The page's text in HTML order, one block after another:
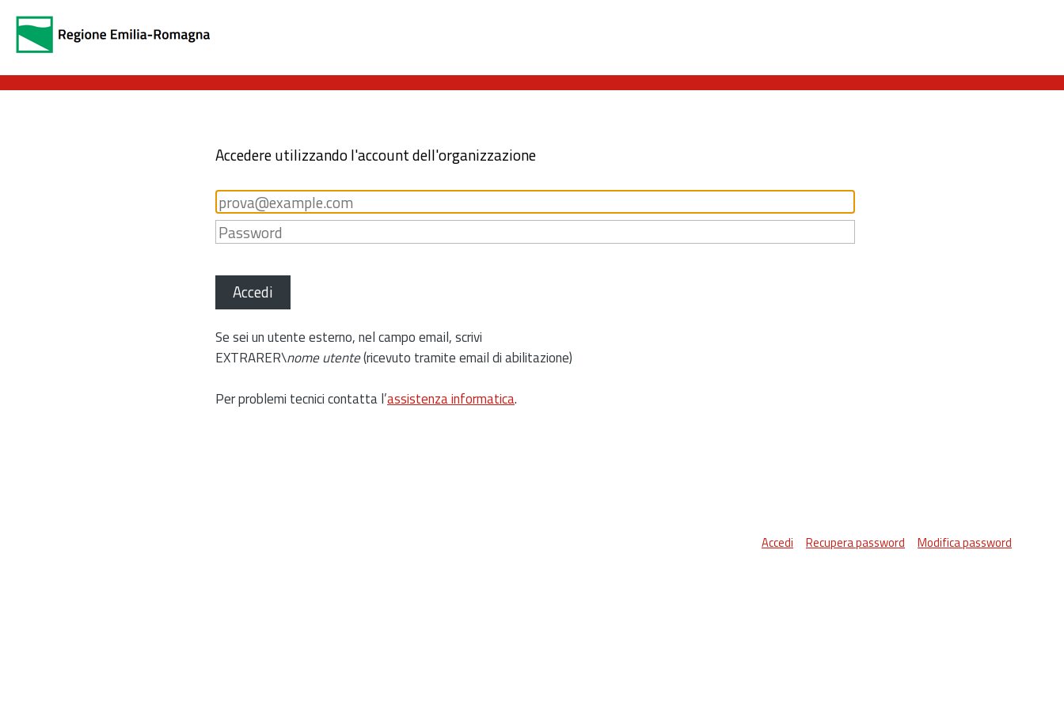
Accedere utilizzando l'account dell'organizzazione
Accedi
Se sei un utente esterno, nel campo email, scrivi
EXTRARER\nome utente(ricevuto tramite email di abilitazione)
Per problemi tecnici contatta l’assistenza informatica.
Accedi Recupera password Modifica password